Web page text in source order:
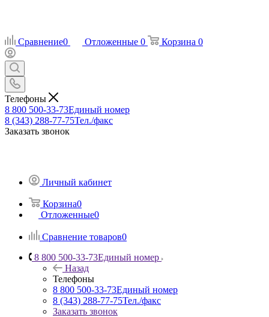
Сравнение0 Отложенные 0 Корзина 0
Телефоны
8 800 500-33-73Единый номер
8 (343) 288-77-75Тел./факс
Заказать звонок
Личный кабинет
Корзина0
Отложенные0
Сравнение товаров0
8 800 500-33-73Единый номер
Назад
Телефоны
8 800 500-33-73Единый номер
8 (343) 288-77-75Тел./факс
Заказать звонок